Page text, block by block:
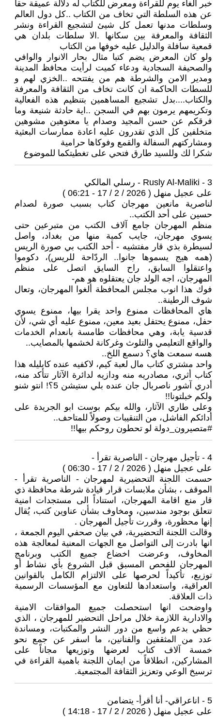
خبر الغاء يوم للقراءة ومعرض للكتاب له دلالة عميقة حقا
عن هذه السلطة التي تخاف من الكتاب ..كل دول العالم
وسلطات مدنها تعمل كل شيئ لتشجيع القراءة ونشر
الثقافة والمعرفة بين سكانها .الا سلطات بلدان هي
قمعية سافلة والدليل عليه خوفها من الكتاب
ولو كان المعرض يضم كتبا مثال بحار الانوار والوافي
والصحيفة السجادية ودعاء كميت لرأيت محافظ المدينة
ومدير الامن والشرطة هم من يفتتحه ..الخزي لهم و
للسطات الحاكمة ان كانت تخاف من الثقافة والمعرفة
والكتاب....بدل تشجيع المساهمين بتنظيم هذه الفعالية
وتكريمهم يرمون بهم في السجن ..اية حادثة شنيعة وما
فرقكم عن حسن المجيد وصدام يا معتوهين مشوهين
متخلفين كل الذي تقدرون عليه اعادة ممارسات البعثية
ومشاركتهم السفالة والقمع وفوكاها حرامية
شكرا لك وللسيد طارق فتحي على تغطيتكما للموضوع
3 - Rusly Al-Maliki - رسلي المالكي
على عجيل منهل ( 2026 / 2 / 17 - 06:21 )
لناصرية مانعين مهرجان كتاب بسبب صورة لصدام
حسين على أحد الكتب..
منظم المهرجان جامع آلاف الكتب من متبرعين حتى
يسوي مهرجان، جايب كمية منها من بغداد، واصل
لسيطرة بذي قار مفتشيه - أحد الكتب بي صورة الريس
(همه هيج يسموها جانوا.. الردّاحة للريس)، دكوموا
واعتقلوا السايق، راح السايق اتصل على منظم
المهرجان، اجه الولد جان يعتقلوه هو هم-
فوك هذا انوب مجلس المحافظة ألغوا المهرجان، وتعال
شوف الرطينة..
هاي المحافظات ممنوع واحد يقرا بيها، ممنوع يسوي
حفل، ممنوع يحتفل بعيد معين، ممنوع عليه أي شي، لأن
قدسية يابة، وهي محافظات طامسة بانعدام الخدمات
والواقع التعليمي والتلوث وغركانة لخشمها بالمصايب..
هسه سمعت هاي؟ دسمع اللخ..
واحد مشتري كتاب مال لعبة كيم، لاكفيه عنده كايليله هذا
كتاب أثري، مصادريه منه ودازيه لدائرة الآثار تتأكد منه،
أدري آشور ناصربال جان عنده بلي ستيشن 5؟! انتو شنو
ولكم خبلتونا!!
وعلى طاري الآثار، والله بيكم بوست ابو الجريدة على
أدائكم الفاشل، من التنقيبات وصولاً للمتاحف..
#متصيرون_دولة لو تحطون روحكم بيها!!
4 - تأجيل مهرجان - الناصرية تقرأ -
على عجيل منهل ( 2026 / 2 / 17 - 06:30 )
حسمت اللجنة التحضيرية لمهرجان - الناصرية تقرأ -
الموقف ، بشأن ملابسات قرار قيادة شرطة محافظة ذي
قار منع اقامة المهرجان، استناداً الى مستجدات امنية
تتعلق بوجود مندسين، ومخاوف بشأن عناوين كتب، يُقال
إنها محظورة، وقررت تأجيل المهرجان .
وقالت اللجنة التحضيرية، في بيان صحفي اليوم الجمعة ،
انها بادرت إلى التواصل مع الجهات المعنية لمعالجة هذه
المخاوف، وعرضت اخضاع جميع الكتب وبرنامج
المهرجان للفحص المسبق قبل الشروع بأي نشاط أو
توزيع، تأكيداً لحرصها على الالتزام الكامل بالقوانين
العراقية، واستعدادها للتعاون مع المؤسسات الرسمية
ذات العلاقة.
واوضحت انها استحصلت جميع الموافقات الامنية
والادارية اللازمة خلال مراحل التحضير للمهرجان ، الذي
حظي بدعم واسع من دور النشر والمكتبات، ومساندة
عدد من المثقفين والفنانين، ما اسفر عن جمع نحو
خمسة آلاف كتاب لعرضها وتوزيعها مجاناً على
المشاركين، انطلاقاً من ايمان اللجنة باهمية القراءة في
ترسيخ الوعي وتعزيز الثقافة المجتمعية.
5 - اناعراقي- أنا أقرأ- يتضامن
على عجيل منهل ( 2026 / 2 / 17 - 14:18 )